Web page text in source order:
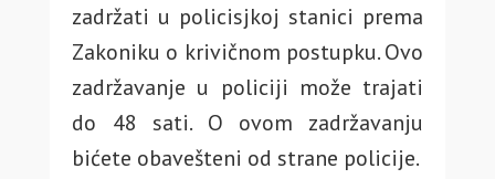
zadržati u policisjkoj stanici prema
Zakoniku o krivičnom postupku. Ovo
zadržavanje u policiji može trajati
do 48 sati. O ovom zadržavanju
bićete obavešteni od strane policije.